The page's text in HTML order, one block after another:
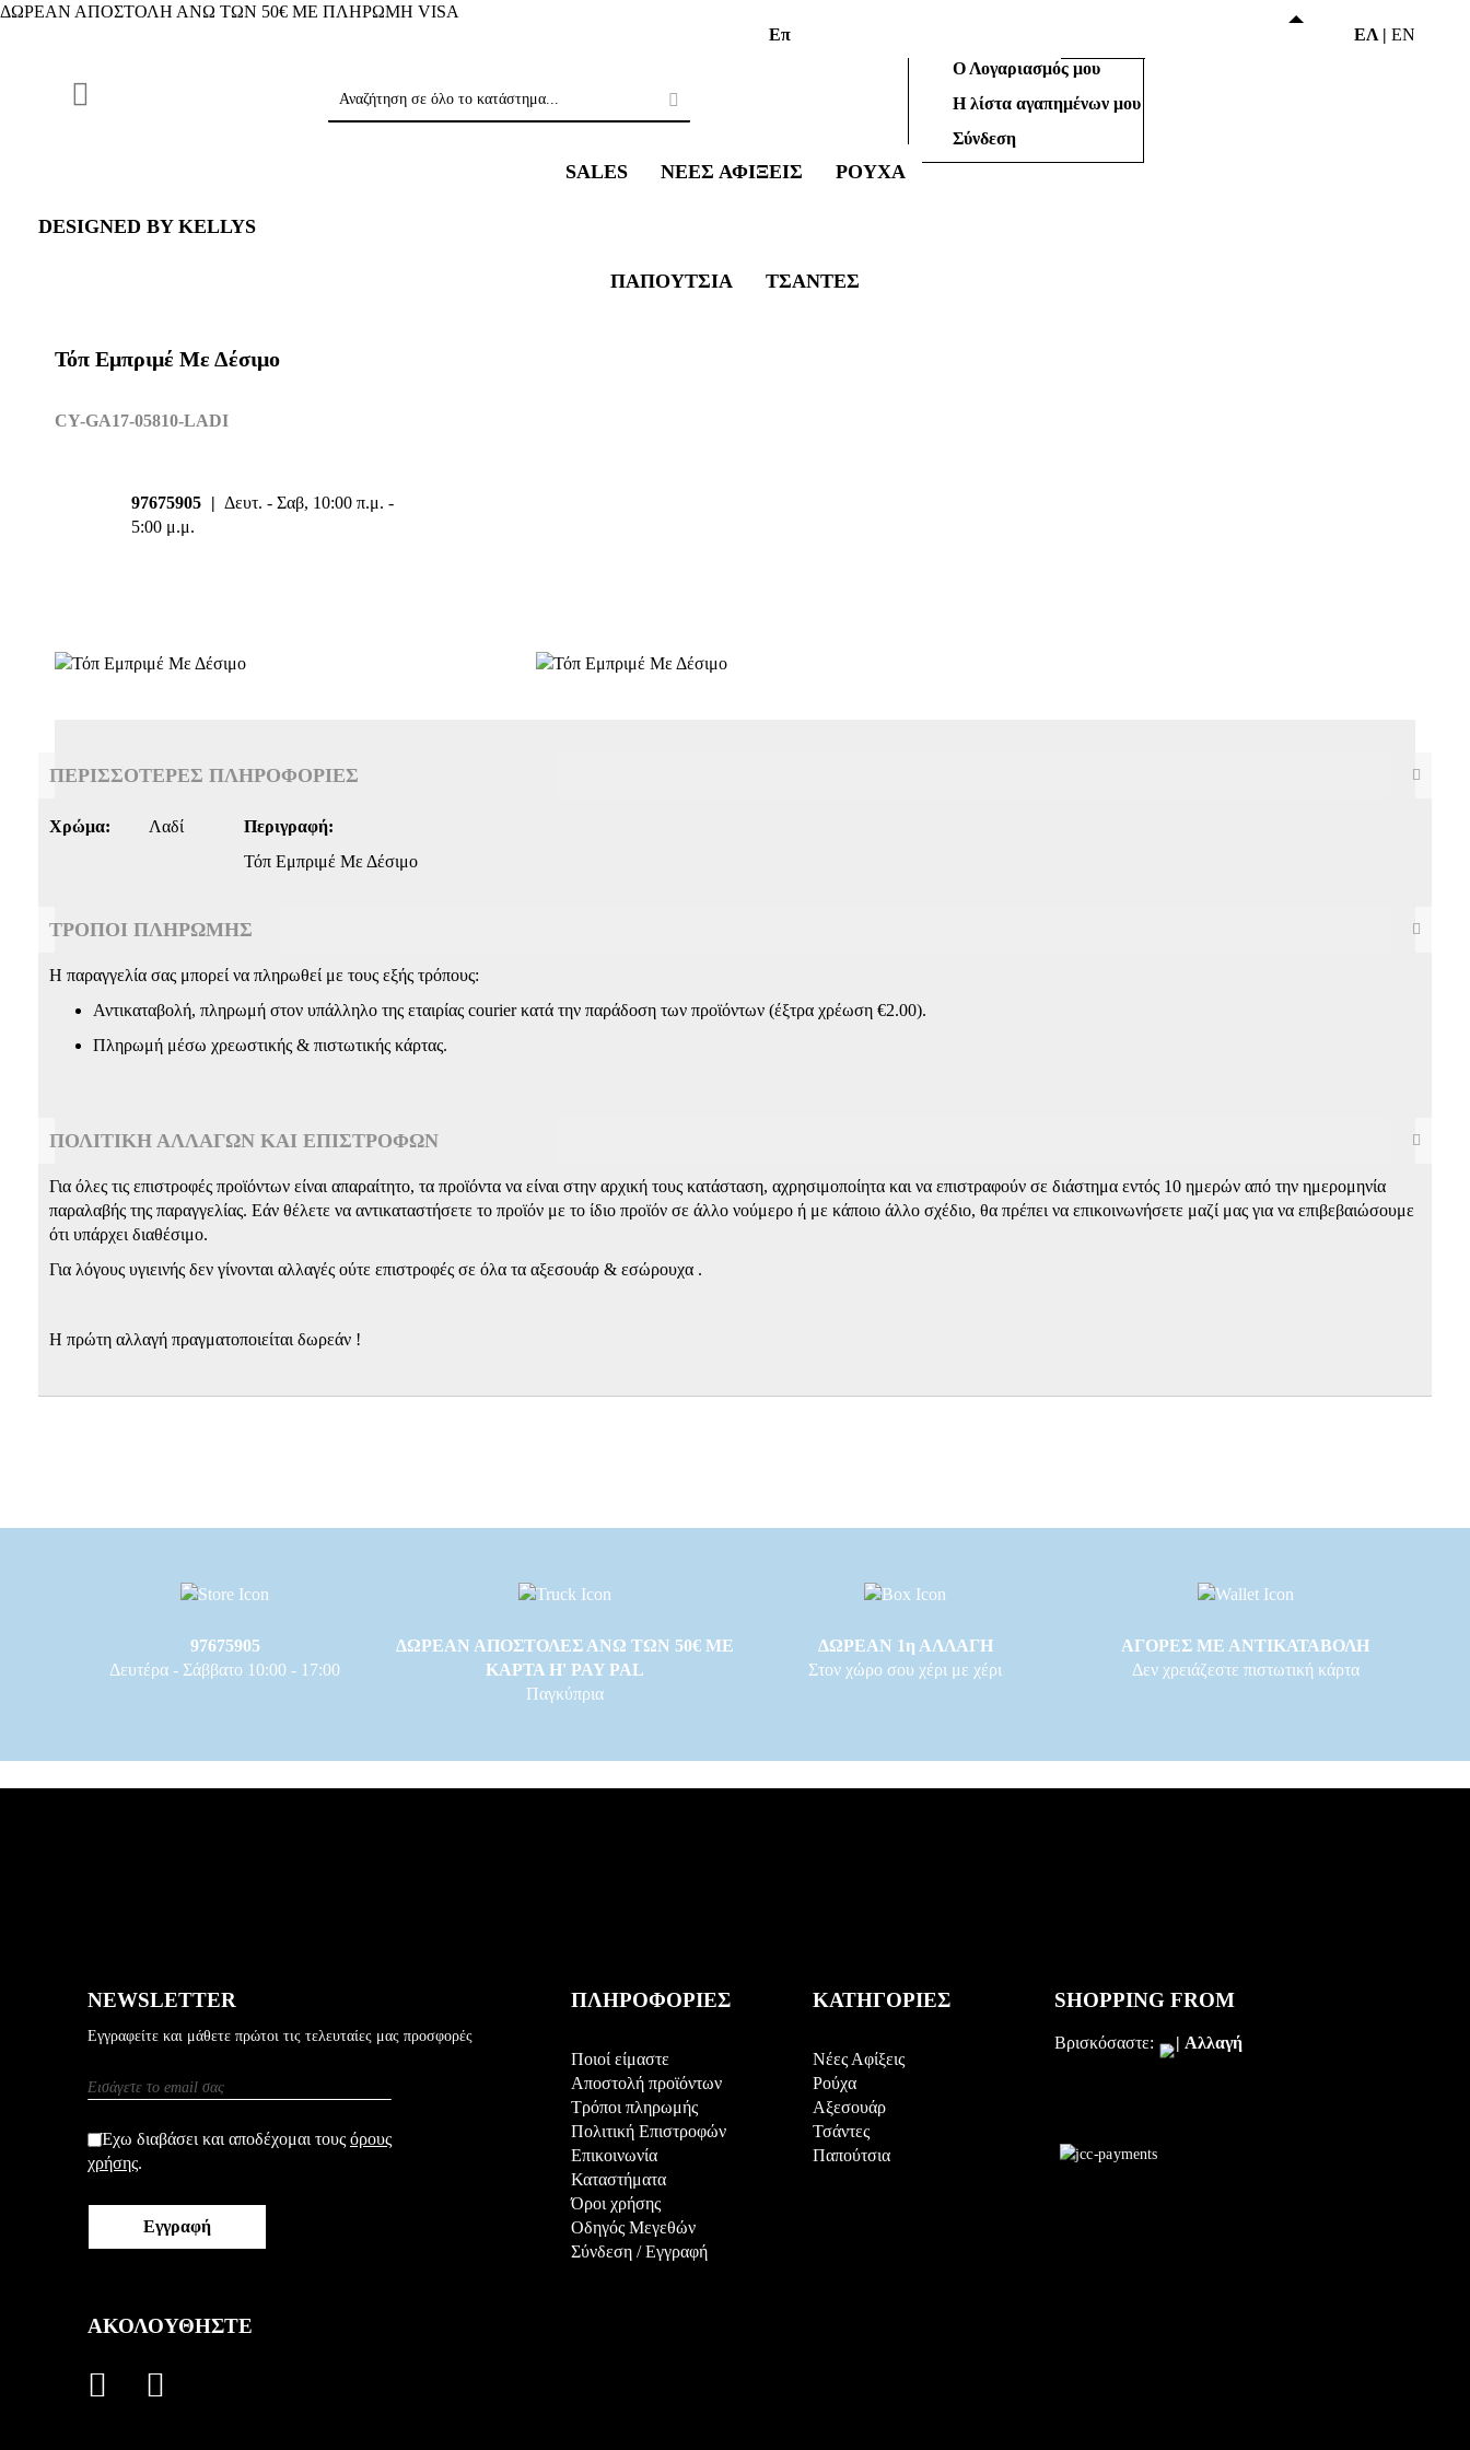
ΔΩΡΕΑΝ ΑΠΟΣΤΟΛΗ ΑΝΩ ΤΩΝ 50€ ΜΕ ΠΛΗΡΩΜΗ VISA
Επικοινωνία
Ο Λογαριασμός μου
Η λίστα αγαπημένων μου
Σύνδεση
Το καλάθι μου
ΕΛ | EN
SALES ΝΕΕΣ ΑΦΙΞΕΙΣ ΡΟΥΧΑ
DESIGNED BY KELLYS
ΠΑΠΟΥΤΣΙΑ ΤΣΑΝΤΕΣ
Τόπ Εμπριμέ Με Δέσιμο
CY-GA17-05810-LADI
97675905 | Δευτ. - Σαβ, 10:00 π.μ. -
5:00 μ.μ.
ΠΕΡΙΣΣΌΤΕΡΕΣ ΠΛΗΡΟΦΟΡΊΕΣ
Περισσότερες
Χρώμα: Λαδί
Περιγραφή:
Τόπ Εμπριμέ Με Δέσιμο
ΤΡΌΠΟΙ ΠΛΗΡΩΜΉΣ
Η παραγγελία σας μπορεί να πληρωθεί με τους εξής τρόπους:
Αντικαταβολή, πληρωμή στον υπάλληλο της εταιρίας courier κατά την παράδοση των προϊόντων (έξτρα χρέωση €2.00).
Πληρωμή μέσω χρεωστικής & πιστωτικής κάρτας.
ΠΟΛΙΤΙΚΉ ΑΛΛΑΓΏΝ ΚΑΙ ΕΠΙΣΤΡΟΦΏΝ
Για όλες τις επιστροφές προϊόντων είναι απαραίτητο, τα προϊόντα να είναι στην αρχική τους κατάσταση, αχρησιμοποίητα και να επιστραφούν σε διάστημα εντός 10 ημερών από την ημερομηνία
παραλαβής της παραγγελίας. Εάν θέλετε να αντικαταστήσετε το προϊόν με το ίδιο προϊόν σε άλλο νούμερο ή με κάποιο άλλο σχέδιο, θα πρέπει να επικοινωνήσετε μαζί μας για να επιβεβαιώσουμε
ότι υπάρχει διαθέσιμο.
Για λόγους υγιεινής δεν γίνονται αλλαγές ούτε επιστροφές σε όλα τα αξεσουάρ & εσώρουχα .
Η πρώτη αλλαγή πραγματοποιείται δωρεάν !
97675905
Δευτέρα - Σάββατο 10:00 - 17:00
ΔΩΡΕΑΝ ΑΠΟΣΤΟΛΕΣ ΑΝΩ ΤΩΝ 50€ ΜΕ
ΚΑΡΤΑ Η' PAY PAL
Παγκύπρια
ΔΩΡΕΑΝ 1η ΑΛΛΑΓΗ
Στον χώρο σου χέρι με χέρι
ΑΓΟΡΕΣ ΜΕ ΑΝΤΙΚΑΤΑΒΟΛΗ
Δεν χρειάζεστε πιστωτική κάρτα
NEWSLETTER
Εγγραφείτε και μάθετε πρώτοι τις τελευταίες μας προσφορές
Εγγραφή
Newsletter:
Έχω διαβάσει και αποδέχομαι τους όρους
χρήσης.
Εγγραφή
ΑΚΟΛΟΥΘΗΣΤΕ
ΠΛΗΡΟΦΟΡΙΕΣ
Ποιοί είμαστε
Αποστολή προϊόντων
Τρόποι πληρωμής
Πολιτική Επιστροφών
Επικοινωνία
Καταστήματα
Όροι χρήσης
Οδηγός Μεγεθών
Σύνδεση /Εγγραφή
ΚΑΤΗΓΟΡΙΕΣ
Νέες Αφίξεις
Ρούχα
Αξεσουάρ
Τσάντες
Παπούτσια
SHOPPING FROM
Βρισκόσαστε: | Αλλαγή